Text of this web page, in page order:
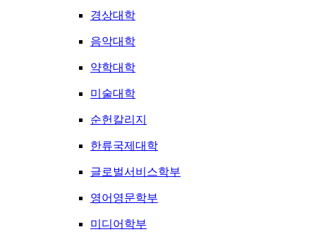
경상대학
음악대학
약학대학
미술대학
순헌칼리지
한류국제대학
글로벌서비스학부
영어영문학부
미디어학부